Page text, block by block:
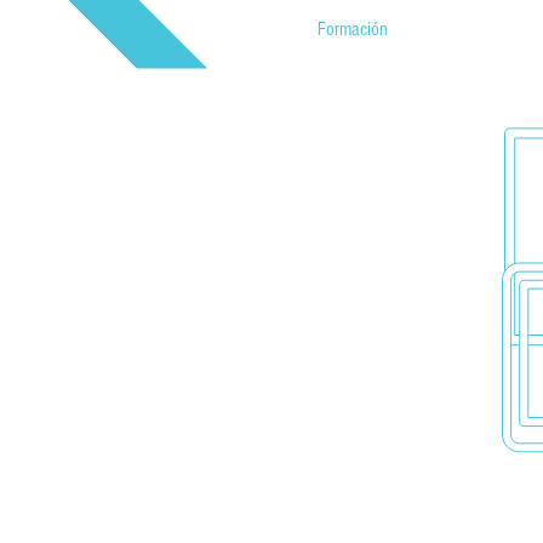
Formación